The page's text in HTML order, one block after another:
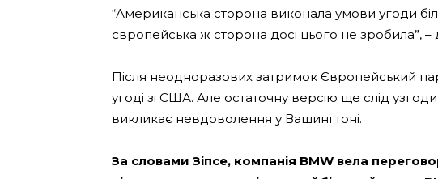
“Американська сторона виконала умови угоди
європейська ж сторона досі цього не зробила”, –
Після неодноразових затримок Європейський
угоді зі США. Але остаточну версію ще слід
викликає невдоволення у Вашингтоні.
За словами Зіпсе, компанія BMW вела